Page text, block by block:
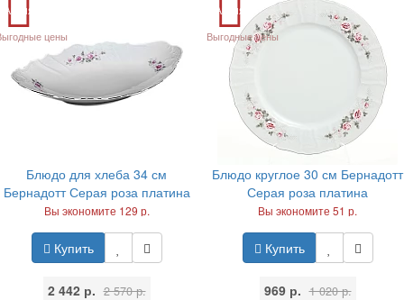
Акция
цены
Блюдо для хлеба 34 см
Бернадотт Серая роза платина
Вы экономите 129 р.
Купить
2 442 р. 2 570 р.
Акция
Выгодные цены
Блюдо круглое 30 см Бернадотт
Серая роза платина
Вы экономите 51 р.
Купить
969 р. 1 020 р.